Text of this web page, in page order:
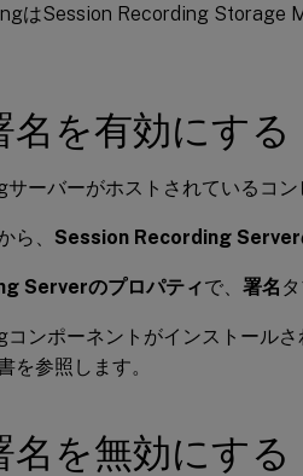
はSession Recording Storage
名を有効にする
ーバーがホストされているコン
ら、 Session Recording Server
Serverのプロパティで、 署名
ンポーネントがインストール
を参照します。
名を無効にする